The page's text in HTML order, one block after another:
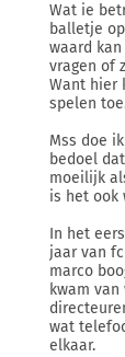
Wat ie
balletje
waard
vragen of
Want hier
spelen
Mss doe
bedoel
moeilijk
is het ook
In het
jaar van
marco
kwam
wat
elkaar.